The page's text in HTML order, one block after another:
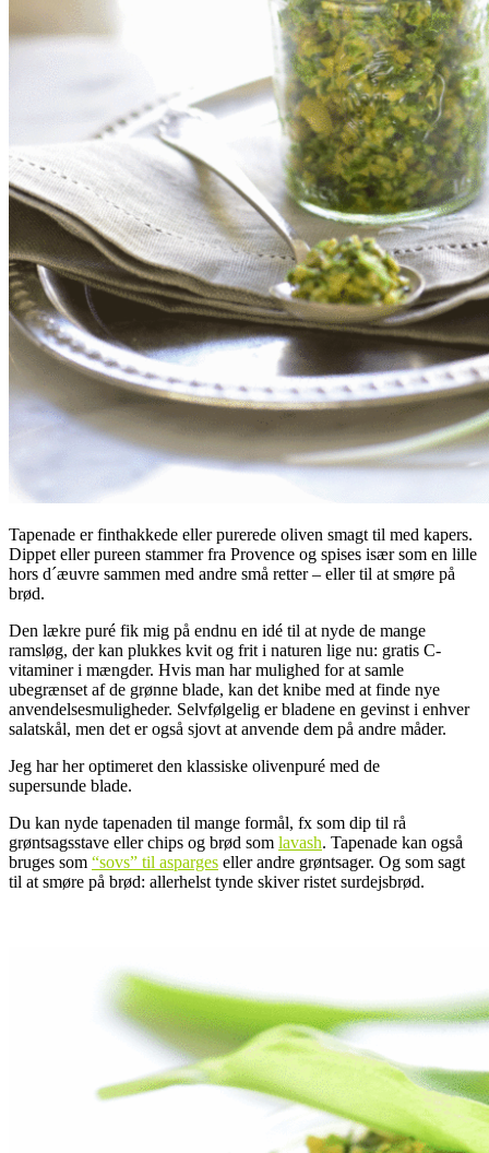
Tapenade er finthakkede eller purerede oliven smagt til med kapers.
Dippet eller pureen stammer fra Provence og spises især som en lille
hors d´æuvre sammen med andre små retter – eller til at smøre på
brød.
Den lækre puré fik mig på endnu en idé til at nyde de mange
ramsløg, der kan plukkes kvit og frit i naturen lige nu: gratis C-
vitaminer i mængder. Hvis man har mulighed for at samle
ubegrænset af de grønne blade, kan det knibe med at finde nye
anvendelsesmuligheder. Selvfølgelig er bladene en gevinst i enhver
salatskål, men det er også sjovt at anvende dem på andre måder.
Jeg har her optimeret den klassiske olivenpuré med de
supersunde blade.
Du kan nyde tapenaden til mange formål, fx som dip til rå
grøntsagsstave eller chips og brød som lavash. Tapenade kan også
bruges som “sovs” til asparges eller andre grøntsager. Og som sagt
til at smøre på brød: allerhelst tynde skiver ristet surdejsbrød.